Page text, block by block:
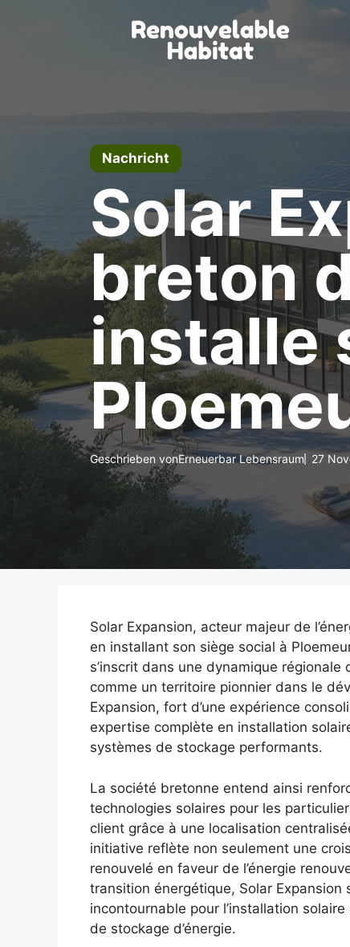
Nachricht
Solar
breton
installe
Geschrieben vonErneuerbar Lebensraum 27
Solar Expansion, acteur majeur de
en installant son siège social à
s’inscrit dans une dynamique
comme un territoire pionnier dans le
Expansion, fort d’une expérience
expertise complète en installation
systèmes de stockage performants.
La société bretonne entend ainsi
technologies solaires pour les
client grâce à une localisation
initiative reflète non seulement une
renouvelé en faveur de l’énergie
transition énergétique, Solar
incontournable pour l’installation
de stockage d’énergie.